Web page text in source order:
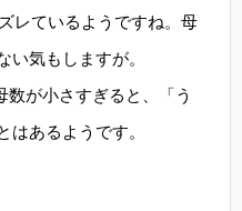
レているようですね。母
い気もしますが。
数が小さすぎると、「う
はあるようです。